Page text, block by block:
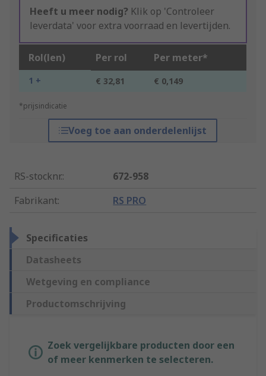
Heeft u meer nodig? Klik op 'Controleer
leverdata' voor extra voorraad en levertijden.
Rol(len) Per rol Per meter*
1 + € 32,81 € 0,149
*prijsindicatie
Voeg toe aan onderdelenlijst
RS-stocknr.:
672-958
Fabrikant: RS PRO
Specificaties
Datasheets
Wetgeving en compliance
Productomschrijving
Zoek vergelijkbare producten door een
of meer kenmerken te selecteren.